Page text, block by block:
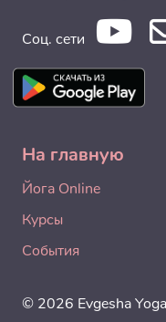
Соц. сети
На главную
Йога Online
Курсы
События
© 2026 Evgesha